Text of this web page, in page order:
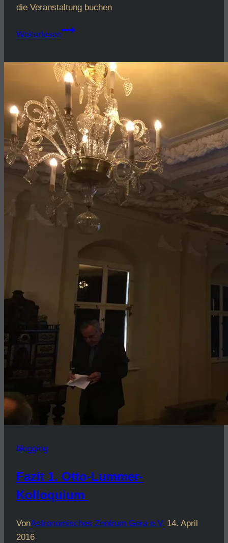
die Veranstaltung buchen
Weiterlesen
Heute
das
Geheimnis
der
dunklen
Materie
erforschen.
blogging
Fazit 1. Otto-Lummer-
Kolloquium
VonAstronomisches Zentrum Gera e.V. 14. April
2016